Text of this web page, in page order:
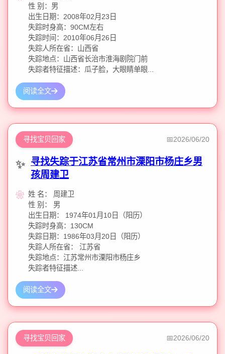
性 别：男
出生日期：2008年02月23日
失踪时身高：90CM左右
失踪时间：2010年06月26日
失踪人所在省：山西省
失踪地点：山西省长治市淮海剧院门前
失踪者特征描述：瓜子脸，大眼睛单眼...
阅读全文
寻找宝贝回家 2026/06/20
寻找失踪于江苏省常州市溧阳市杨庄乡男
孩周建卫
姓 名： 周建卫
性 别： 男
出生日期： 1974年01月10日（阳历）
失踪时身高：130CM
失踪日期：1986年03月20日（阳历）
失踪人所在省： 江苏省
失踪地点：江苏常州市溧阳市杨庄乡
失踪者特征描述...
阅读全文
寻找宝贝回家 2026/06/20